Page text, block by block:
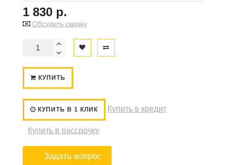
1 830 р.
Обсудить скидку
КУПИТЬ
КУПИТЬ В 1 КЛИК Купить в кредит
Купить в рассрочку
Задать вопрос